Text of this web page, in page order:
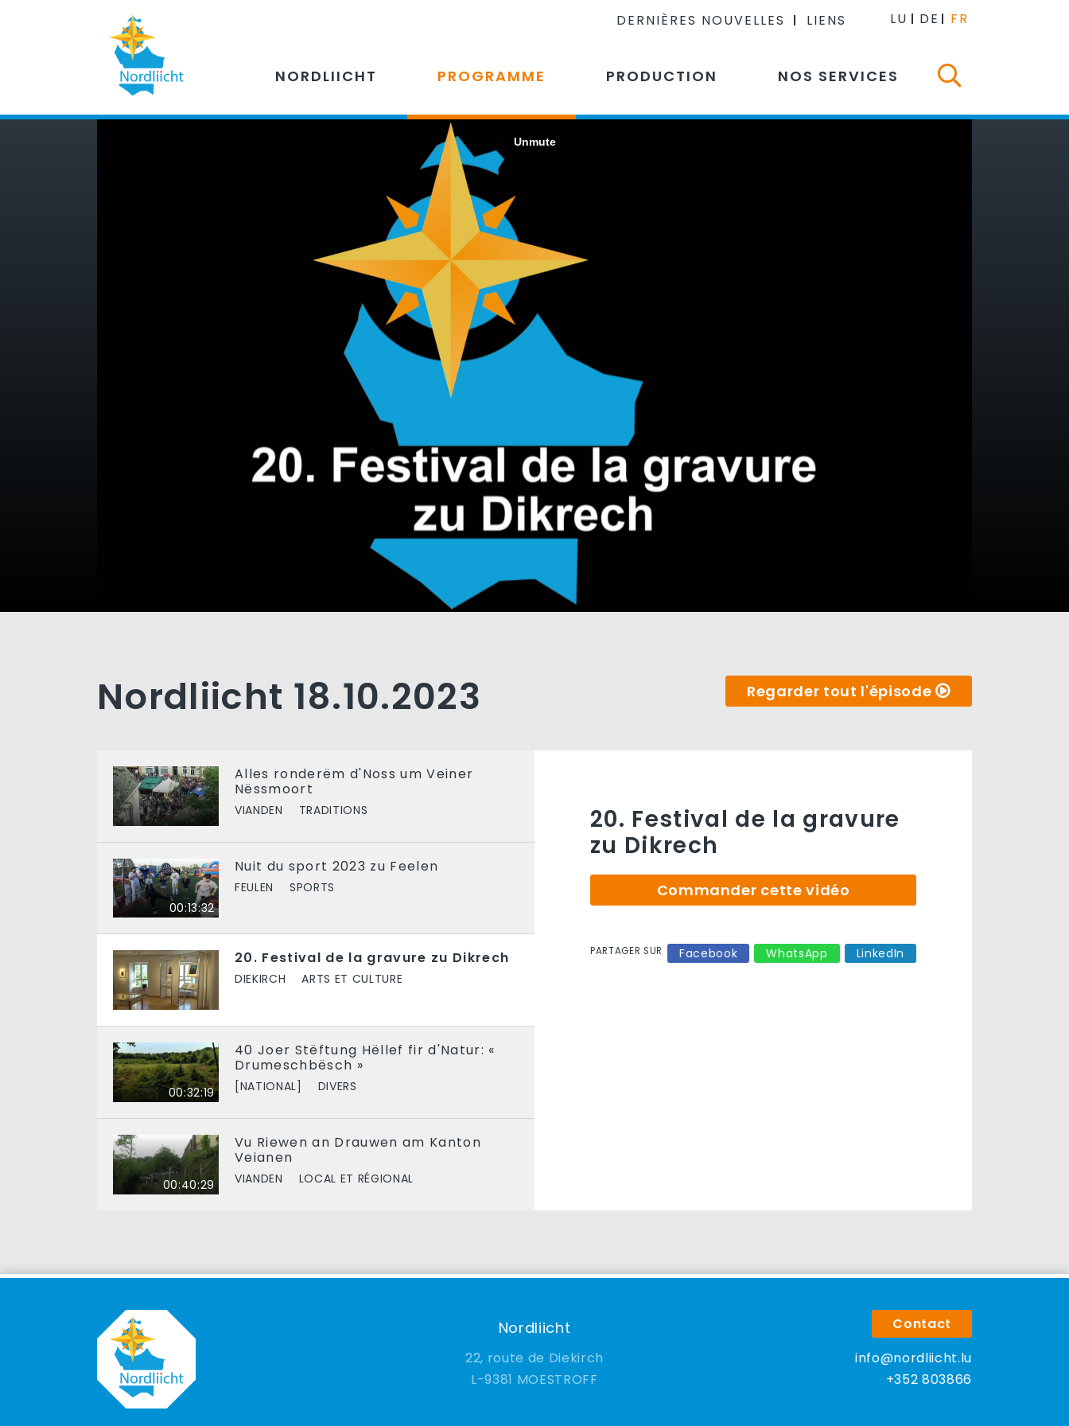
DERNIÈRES NOUVELLES LIENS LU DE FR
NORDLIICHT PROGRAMME PRODUCTION NOS SERVICES
Nordliicht 18.10.2023 Regarder tout l'épisode
Alles ronderëm d'Noss um Veiner
Nëssmoort
VIANDEN TRADITIONS
00:13:32
Nuit du sport 2023 zu Feelen
FEULEN SPORTS
20. Festival de la gravure zu Dikrech
DIEKIRCH ARTS ET CULTURE
00:32:19
40 Joer Stëftung Hëllef fir d'Natur: «
Drumeschbësch »
[NATIONAL] DIVERS
00:40:29
Vu Riewen an Drauwen am Kanton
Veianen
VIANDEN LOCAL ET RÉGIONAL
20. Festival de la gravure
zu Dikrech
Commander cette vidéo
PARTAGER SUR Facebook WhatsApp LinkedIn
Nordliicht
22, route de Diekirch
9381 MOESTROFF
Contact
info@nordliicht.lu
+352 803866